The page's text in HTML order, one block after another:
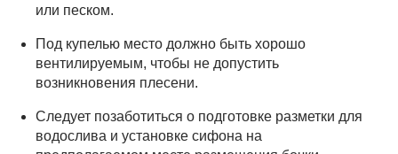
или песком.
Под купелью место должно быть хорошо
вентилируемым, чтобы не допустить
возникновения плесени.
Следует позаботиться о подготовке разметки для
водослива и установке сифона на